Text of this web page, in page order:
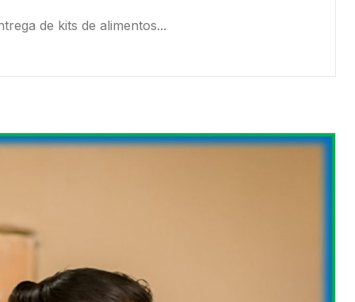
de kits de alimentos...